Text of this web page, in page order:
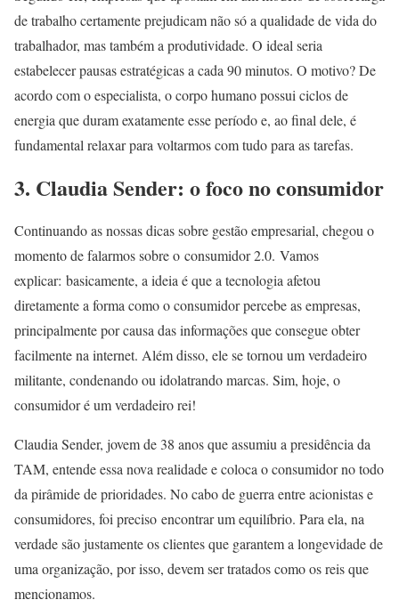
de trabalho certamente prejudicam não só a qualidade de vida do
trabalhador, mas também a produtividade. O ideal seria
estabelecer pausas estratégicas a cada 90 minutos. O motivo? De
acordo com o especialista, o corpo humano possui ciclos de
energia que duram exatamente esse período e, ao final dele, é
fundamental relaxar para voltarmos com tudo para as tarefas.
3. Claudia Sender: o foco no consumidor
Continuando as nossas dicas sobre gestão empresarial, chegou o
momento de falarmos sobre o consumidor 2.0. Vamos
explicar: basicamente, a ideia é que a tecnologia afetou
diretamente a forma como o consumidor percebe as empresas,
principalmente por causa das informações que consegue obter
facilmente na internet. Além disso, ele se tornou um verdadeiro
militante, condenando ou idolatrando marcas. Sim, hoje, o
consumidor é um verdadeiro rei!
Claudia Sender, jovem de 38 anos que assumiu a presidência da
TAM, entende essa nova realidade e coloca o consumidor no todo
da pirâmide de prioridades. No cabo de guerra entre acionistas e
consumidores, foi preciso encontrar um equilíbrio. Para ela, na
verdade são justamente os clientes que garantem a longevidade de
uma organização, por isso, devem ser tratados como os reis que
mencionamos.